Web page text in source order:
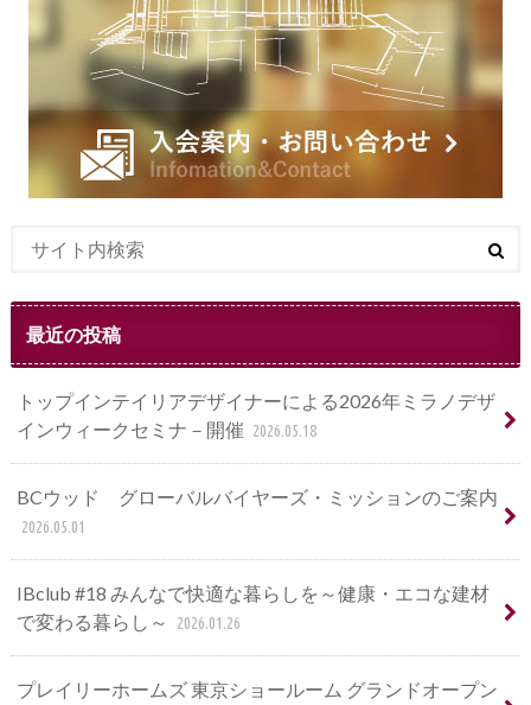
最近の投稿
トップインテイリアデザイナーによる2026年ミラノデザ
インウィークセミナ－開催 2026.05.18
BCウッド グローバルバイヤーズ・ミッションのご案内
2026.05.01
IBclub #18 みんなで快適な暮らしを～健康・エコな建材
で変わる暮らし～
2026.01.26
プレイリーホームズ 東京ショールーム グランドオープン